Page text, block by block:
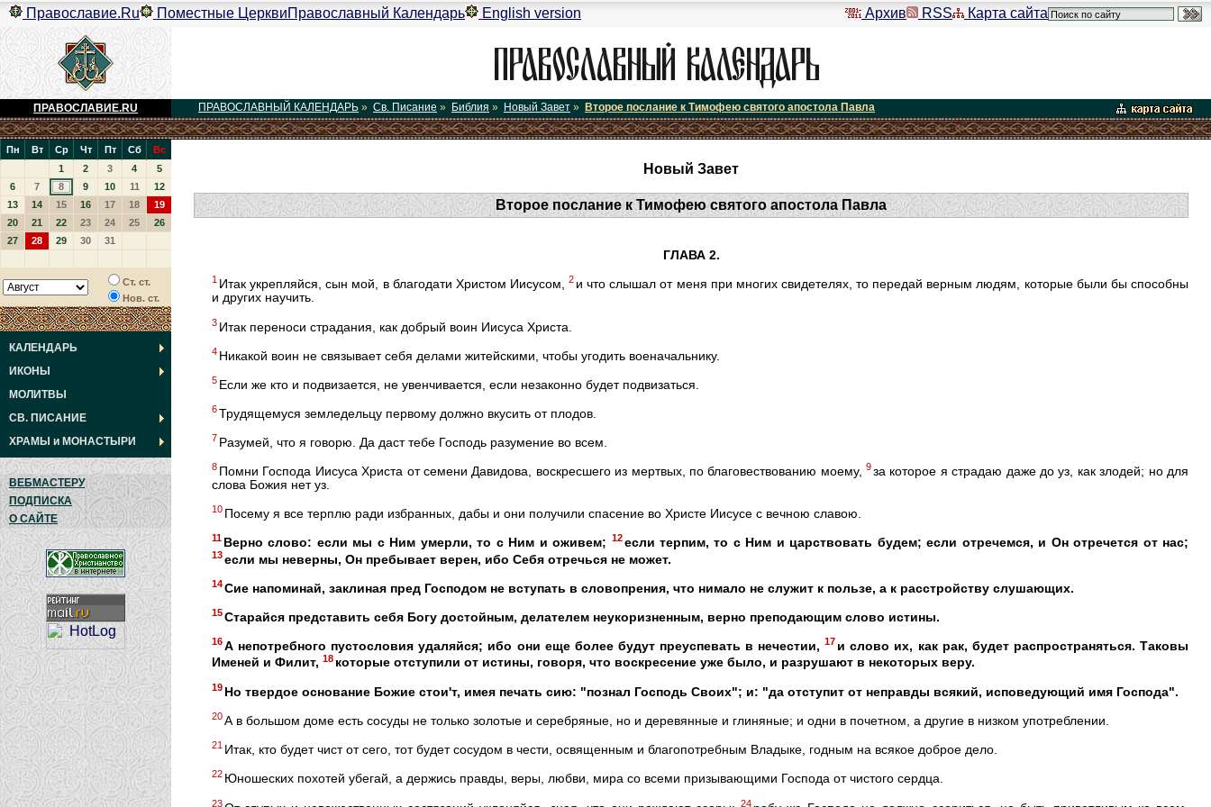
Архив RSS Карта сайта
Православие.Ru Поместные ЦерквиПравославный Календарь English version
ПРАВОСЛАВИЕ.RU ПРАВОСЛАВНЫЙ КАЛЕНДАРЬ » Св. Писание » Библия » Новый Завет » Второе послание к Тимофею святого апостола Павла
Пн Вт Ср Чт Пт Сб
Вс
1
2 3 4
5
6
7 8 9 10 11
12
13
14 15 16 17 18
19
20
21 22 23 24 25
26
27
28 29 30 31
Ст. ст.
Нов. ст.
КАЛЕНДАРЬ
ИКОНЫ
МОЛИТВЫ
СВ. ПИСАНИЕ
ХРАМЫ и МОНАСТЫРИ
ВЕБМАСТЕРУ
ПОДПИСКА
О САЙТЕ
Новый Завет
Второе послание к Тимофею святого апостола Павла
ГЛАВА 2.
1 Итак укрепляйся, сын мой, в благодати Христом Иисусом,2 и что слышал от меня при многих свидетелях, то передай верным людям, которые были бы способны
и других научить.
3 Итак переноси страдания, как добрый воин Иисуса Христа.
4 Никакой воин не связывает себя делами житейскими, чтобы угодить военачальнику.
5 Если же кто и подвизается, не увенчивается, если незаконно будет подвизаться.
6Трудящемуся земледельцу первому должно вкусить от плодов.
7 Разумей, что я говорю. Да даст тебе Господь разумение во всем.
8 Помни Господа Иисуса Христа от семени Давидова, воскресшего из мертвых, по благовествованию моему,9за которое я страдаю даже до уз, как злодей; но для
слова Божия нет уз.
10 Посему я все терплю ради избранных, дабы и они получили спасение во Христе Иисусе с вечною славою.
11 Верно слово: если мы с Ним умерли, то с Ним и оживем; 12 если терпим, то с Ним и царствовать будем; если отречемся, и Он отречется от нас;
13если мы неверны, Он пребывает верен, ибо Себя отречься не может.
14Сие напоминай, заклиная пред Господом не вступать в словопрения, что нимало не служит к пользе, а к расстройству слушающих.
15Старайся представить себя Богу достойным, делателем неукоризненным, верно преподающим слово истины.
16А непотребного пустословия удаляйся; ибо они еще более будут преуспевать в нечестии, 17 и слово их, как рак, будет распространяться. Таковы
Именей и Филит, 18 которые отступили от истины, говоря, что воскресение уже было, и разрушают в некоторых веру.
19 Но твердое основание Божие стои'т, имея печать сию: "познал Господь Своих"; и: "да отступит от неправды всякий, исповедующий имя Господа".
20А в большом доме есть сосуды не только золотые и серебряные, но и деревянные и глиняные; и одни в почетном, а другие в низком употреблении.
21 Итак, кто будет чист от сего, тот будет сосудом в чести, освященным и благопотребным Владыке, годным на всякое доброе дело.
22 Юношеских похотей убегай, а держись правды, веры, любви, мира со всеми призывающими Господа от чистого сердца.
23 24